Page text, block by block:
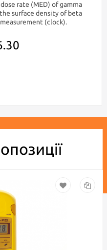
rate (MED) of gamma
surface density of beta
(clock).